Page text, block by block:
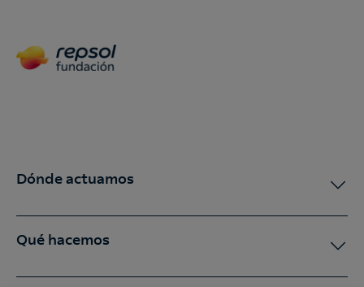
Dónde actuamos
Qué hacemos